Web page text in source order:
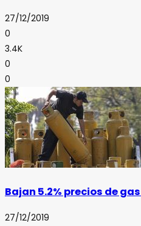
27/12/2019
0
3.4K
0
0
Bajan 5.2% precios de gas
27/12/2019